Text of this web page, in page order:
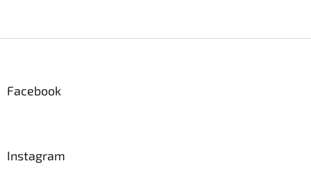
Facebook
Instagram